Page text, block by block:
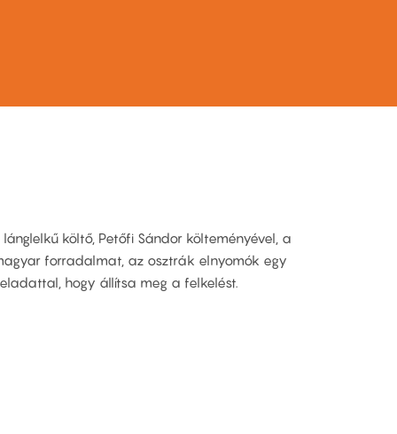
költő, Petőfi Sándor költeményével, a
forradalmat, az osztrák elnyomók egy
hogy állítsa meg a felkelést.